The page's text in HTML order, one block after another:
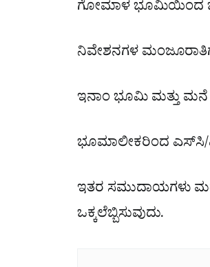
ಗೋಮಾಳ ಭೂಮಿಯಿಂದ
ನಿವೇಶನಗಳ
ಇನಾಂ ಭೂಮಿ ಮತ್ತು
ಭೂಮಾಲೀಕರಿಂದ ಎಸ್‌ಸಿ/
ಇತರ ಸಮುದಾಯಗಳು
ಒಕ್ಕಲೆಬ್ಬಿಸುವುದು.